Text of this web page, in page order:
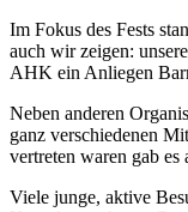
Im Fokus des Fests
auch wir zeigen:
AHK ein Anliegen
Neben anderen
ganz verschiedenen
vertreten waren gab
Viele junge, aktive